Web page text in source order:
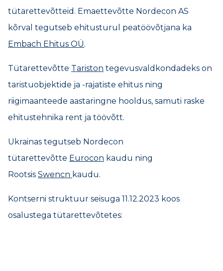
tütarettevõtteid. Emaettevõtte Nordecon AS
kõrval tegutseb ehitusturul peatöövõtjana ka
Embach Ehitus OÜ.
Tütarettevõtte Tariston tegevusvaldkondadeks on
taristuobjektide ja -rajatiste ehitus ning
riigimaanteede aastaringne hooldus, samuti raske
ehitustehnika rent ja töövõtt.
Ukrainas tegutseb Nordecon
tütarettevõtte Eurocon kaudu ning
Rootsis Swencn kaudu.
Kontserni struktuur seisuga 11.12.2023 koos
osalustega tütarettevõtetes: